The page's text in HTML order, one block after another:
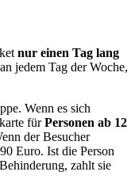
nur einen Tag lang
jedem Tag der Woche,
Wenn es sich
fürPersonen ab 12
der Besucher
Euro. Ist die Person
zahlt sie